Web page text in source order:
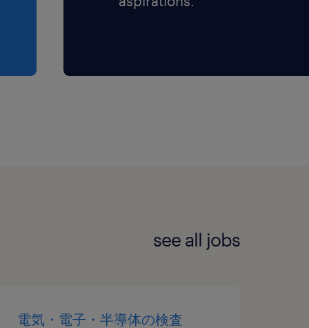
see all jobs
電気・電子・半導体の検査